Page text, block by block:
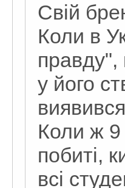
Свій
Коли в
правду",
у його
Коли ж 9
побиті,
всі